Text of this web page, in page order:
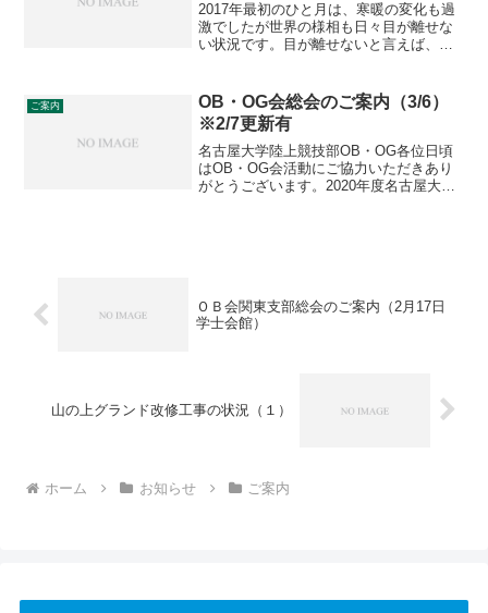
2017年最初のひと月は、寒暖の変化も過
激でしたが世界の様相も日々目が離せな
い状況です。目が離せないと言えば、７
て参りました。悲願とも言える2007年以
来10年ぶりの男...
ご案内
OB・OG会総会のご案内（3/6）
※2/7更新有
名古屋大学陸上競技部OB・OG各位日頃
はOB・OG会活動にご協力いただきあり
がとうございます。2020年度名古屋大学
ＯＢ会関東支部総会のご案内（2月17日
学士会館）
山の上グランド改修工事の状況（１）
ホーム お知らせ ご案内